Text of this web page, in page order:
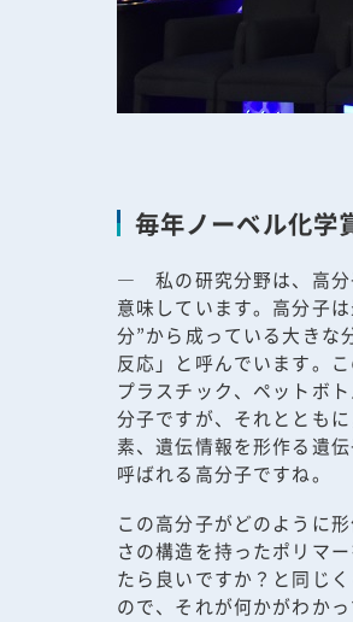
毎年ノーベル化学
― 私の研究分野は、高分
意味しています。高分子
分”から成っている大きな
反応」と呼んでいます。
プラスチック、ペットボ
分子ですが、それととも
素、遺伝情報を形作る遺
呼ばれる高分子ですね。
この高分子がどのように
さの構造を持ったポリマ
たら良いですか？と同じ
ので、それが何かがわか